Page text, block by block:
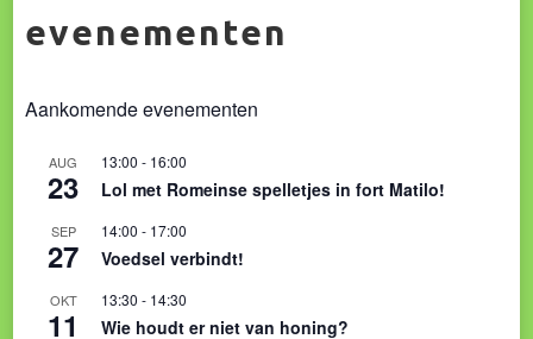
evenementen
Aankomende evenementen
AUG
23
13:00 - 16:00
Lol met Romeinse spelletjes in fort Matilo!
SEP
27
14:00 - 17:00
Voedsel verbindt!
OKT
11
13:30 - 14:30
Wie houdt er niet van honing?